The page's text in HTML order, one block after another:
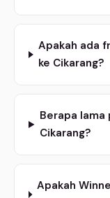
Apakah ada
ke Cikarang?
Berapa lama
Cikarang?
Apakah